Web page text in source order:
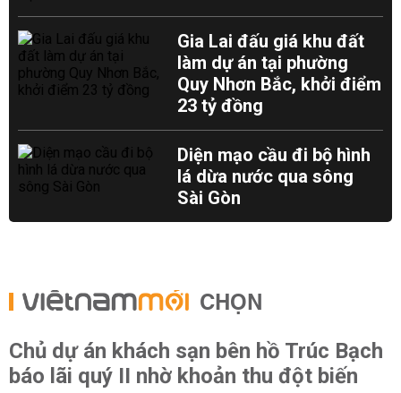
Gia Lai đấu giá khu đất
làm dự án tại phường
Quy Nhơn Bắc, khởi điểm
23 tỷ đồng
Diện mạo cầu đi bộ hình
lá dừa nước qua sông
Sài Gòn
CHỌN
Chủ dự án khách sạn bên hồ Trúc Bạch
báo lãi quý II nhờ khoản thu đột biến